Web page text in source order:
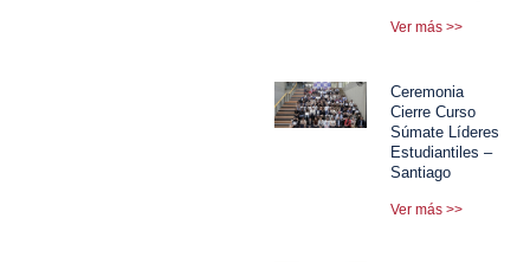
Ver más >>
Ceremonia
Cierre Curso
Súmate Líderes
Estudiantiles –
Santiago
Ver más >>